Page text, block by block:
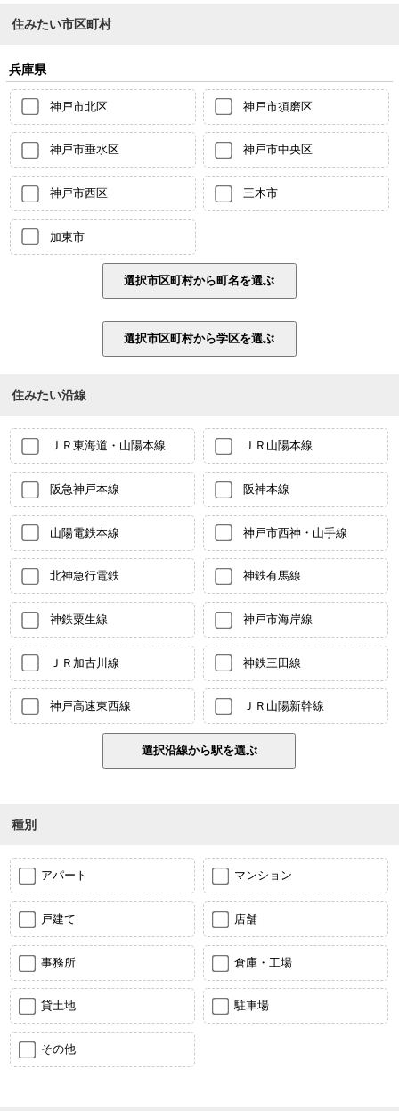
住みたい市区町村
兵庫県
神戸市北区 神戸市須磨区
神戸市垂水区 神戸市中央区
神戸市西区 三木市
加東市
住みたい沿線
ＪＲ東海道・山陽本線 ＪＲ山陽本線
阪急神戸本線 阪神本線
山陽電鉄本線 神戸市西神・山手線
北神急行電鉄 神鉄有馬線
神鉄粟生線 神戸市海岸線
ＪＲ加古川線 神鉄三田線
神戸高速東西線 ＪＲ山陽新幹線
種別
アパート マンション
戸建て 店舗
事務所 倉庫・工場
貸土地 駐車場
その他